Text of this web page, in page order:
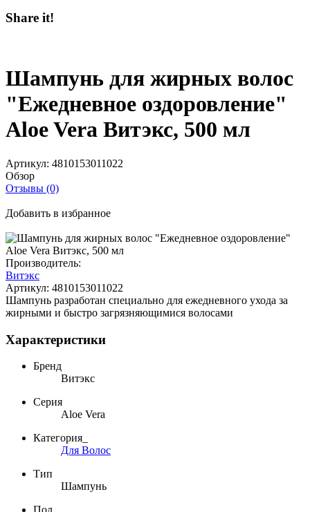
Share it!
Шампунь для жирных волос
"Ежедневное оздоровление"
Aloe Vera Витэкс, 500 мл
Артикул: 4810153011022
Обзор
Отзывы (0)
Добавить в избранное
Производитель:
Витэкс
Артикул: 4810153011022
Шампунь разработан специально для ежедневного ухода за
жирными и быстро загрязняющимися волосами
Характеристики
Бренд
Витэкс
Серия
Aloe Vera
Категория_
Для Волос
Тип
Шампунь